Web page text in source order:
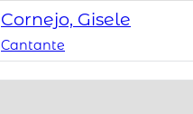
Cornejo, Gisele
Cantante